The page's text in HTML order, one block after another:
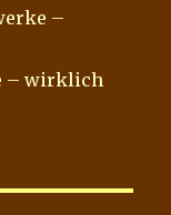
–
– wirklich